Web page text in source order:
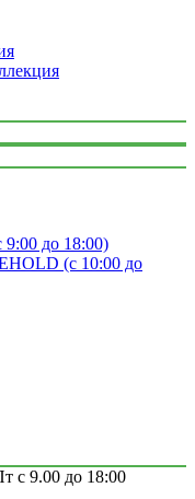
9:00 до 18:00)
(с 10:00 до
с 9.00 до 18:00